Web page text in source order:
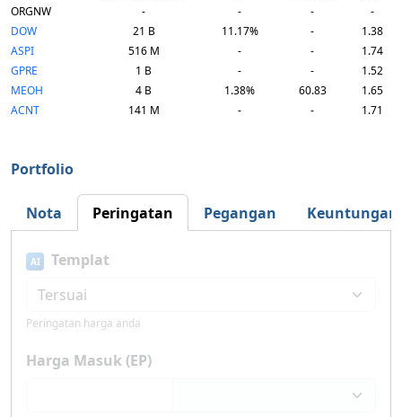
ORGNW
- - -
-
DOW
21 B 11.17% -
1.38
ASPI
516 M - -
1.74
GPRE
1 B - -
1.52
MEOH
4 B 1.38% 60.83
1.65
ACNT
141 M - - 1.71
Portfolio
Nota Peringatan Pegangan Keuntungan
AI Templat
Peringatan harga anda
Harga Masuk (EP)